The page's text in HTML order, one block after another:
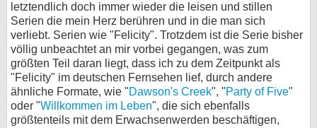
letztendlich doch immer wieder die leisen und stillen
Serien die mein Herz berühren und in die man sich
verliebt. Serien wie "Felicity". Trotzdem ist die Serie bisher
völlig unbeachtet an mir vorbei gegangen, was zum
größten Teil daran liegt, dass ich zu dem Zeitpunkt als
"Felicity" im deutschen Fernsehen lief, durch andere
ähnliche Formate, wie "Dawson's Creek", "Party of Five"
oder "Willkommen im Leben", die sich ebenfalls
größtenteils mit dem Erwachsenwerden beschäftigen,